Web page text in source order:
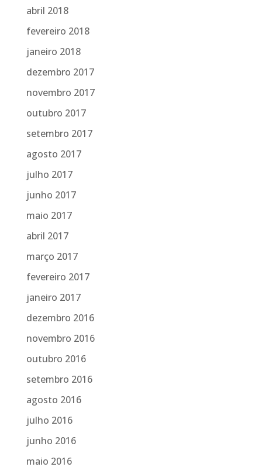
abril 2018
fevereiro 2018
janeiro 2018
dezembro 2017
novembro 2017
outubro 2017
setembro 2017
agosto 2017
julho 2017
junho 2017
maio 2017
abril 2017
março 2017
fevereiro 2017
janeiro 2017
dezembro 2016
novembro 2016
outubro 2016
setembro 2016
agosto 2016
julho 2016
junho 2016
maio 2016